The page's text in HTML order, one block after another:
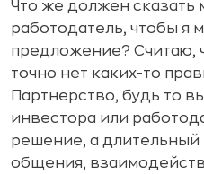
Что же должен сказать
работодатель, чтобы я
предложение? Считаю,
точно нет каких-то
Партнерство, будь то
инвестора или
решение, а длительный
общения,